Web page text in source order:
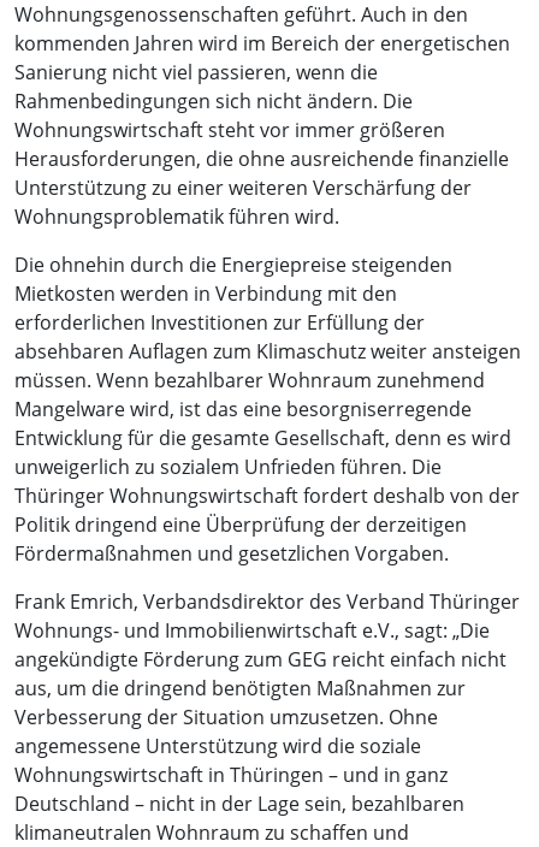
Wohnungsgenossenschaften geführt. Auch in den
kommenden Jahren wird im Bereich der energetischen
Sanierung nicht viel passieren, wenn die
Rahmenbedingungen sich nicht ändern. Die
Wohnungswirtschaft steht vor immer größeren
Herausforderungen, die ohne ausreichende finanzielle
Unterstützung zu einer weiteren Verschärfung der
Wohnungsproblematik führen wird.
Die ohnehin durch die Energiepreise steigenden
Mietkosten werden in Verbindung mit den
erforderlichen Investitionen zur Erfüllung der
absehbaren Auflagen zum Klimaschutz weiter ansteigen
müssen. Wenn bezahlbarer Wohnraum zunehmend
Mangelware wird, ist das eine besorgniserregende
Entwicklung für die gesamte Gesellschaft, denn es wird
unweigerlich zu sozialem Unfrieden führen. Die
Thüringer Wohnungswirtschaft fordert deshalb von der
Politik dringend eine Überprüfung der derzeitigen
Fördermaßnahmen und gesetzlichen Vorgaben.
Frank Emrich, Verbandsdirektor des Verband Thüringer
Wohnungs- und Immobilienwirtschaft e.V., sagt: „Die
angekündigte Förderung zum GEG reicht einfach nicht
aus, um die dringend benötigten Maßnahmen zur
Verbesserung der Situation umzusetzen. Ohne
angemessene Unterstützung wird die soziale
Wohnungswirtschaft in Thüringen – und in ganz
Deutschland – nicht in der Lage sein, bezahlbaren
klimaneutralen Wohnraum zu schaffen und